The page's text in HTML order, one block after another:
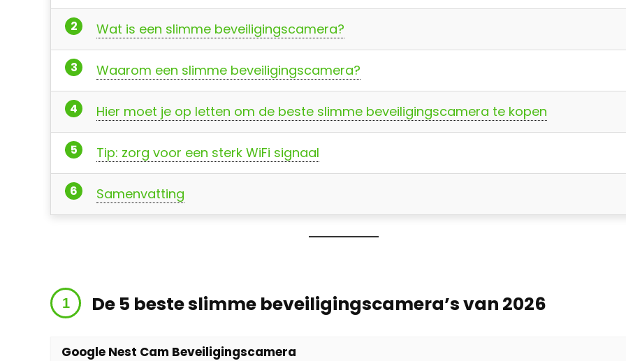
Wat is een slimme beveiligingscamera?
Waarom een slimme beveiligingscamera?
Hier moet je op letten om de beste slimme beveiligingscamera te kopen
Tip: zorg voor een sterk WiFi signaal
Samenvatting
De 5 beste slimme beveiligingscamera’s van 2026
Google Nest Cam Beveiligingscamera